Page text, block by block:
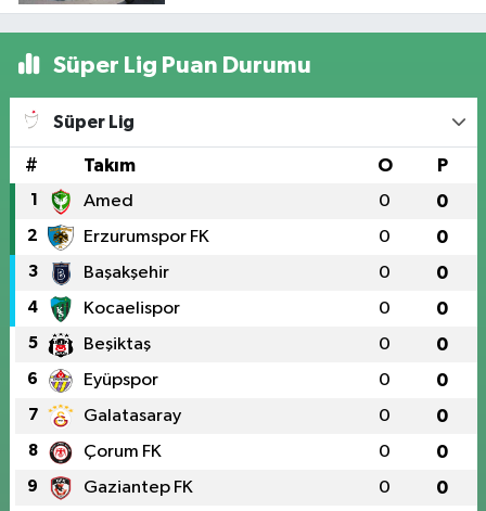
çarptı
Süper Lig Puan Durumu
Süper Lig
# Takım O P
1 Amed 0 0
2 Erzurumspor FK 0 0
3 Başakşehir 0 0
4 Kocaelispor 0 0
5 Beşiktaş 0 0
6 Eyüpspor 0 0
7 Galatasaray 0 0
8 Çorum FK 0 0
9 Gaziantep FK 0 0